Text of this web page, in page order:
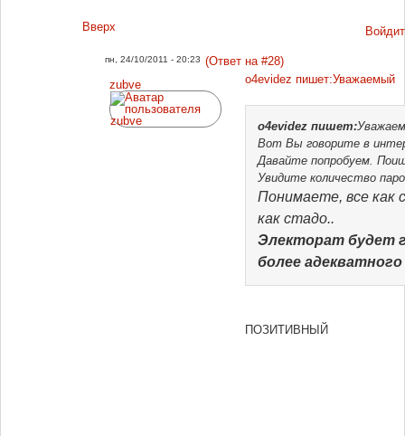
Вверх
пн, 24/10/2011 - 20:23 (Ответ на #28)
zubve
o4evidez пишет:Уважаемый
o4evidez пишет:
Вот Вы говорите в
Давайте попробуем.
Увидите количество
Понимаете, все как
как стадо..
Электорат будет
более
ПОЗИТИВНЫЙ